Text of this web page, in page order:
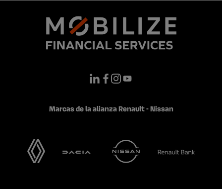
Marcas de la alianza Renault - Nissan